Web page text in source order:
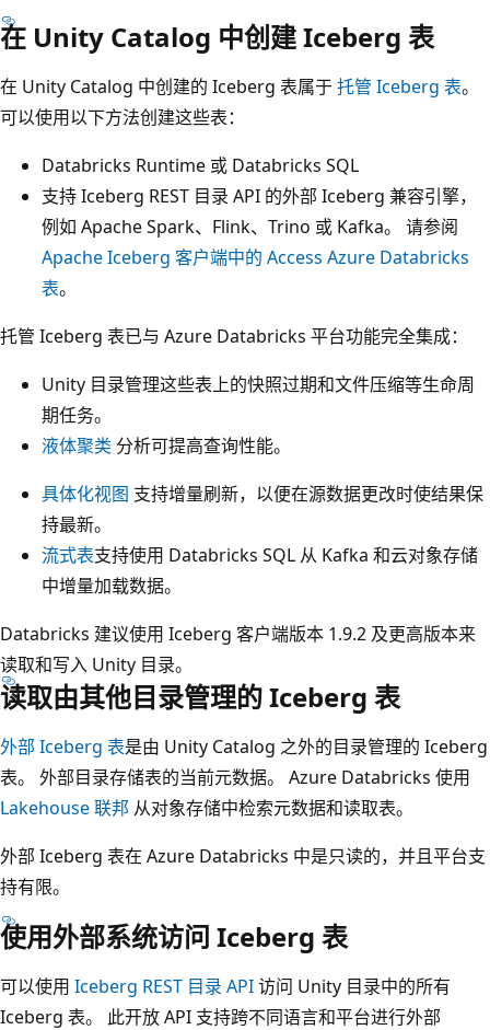
在 Unity Catalog 中创建 Iceberg 表
在 Unity Catalog 中创建的 Iceberg 表属于托管 Iceberg 表。
可以使用以下方法创建这些表：
Databricks Runtime 或 Databricks SQL
支持 Iceberg REST 目录 API 的外部 Iceberg 兼容引擎，
例如 Apache Spark、Flink、Trino 或 Kafka。 请参阅
Apache Iceberg 客户端中的 Access Azure Databricks
表。
托管 Iceberg 表已与 Azure Databricks 平台功能完全集成：
Unity 目录管理这些表上的快照过期和文件压缩等生命周
期任务。
液体聚类 分析可提高查询性能。
具体化视图 支持增量刷新，以便在源数据更改时使结果保
持最新。
流式表支持使用 Databricks SQL 从 Kafka 和云对象存储
中增量加载数据。
Databricks 建议使用 Iceberg 客户端版本 1.9.2 及更高版本来
读取和写入 Unity 目录。
读取由其他目录管理的 Iceberg 表
外部 Iceberg 表是由 Unity Catalog 之外的目录管理的 Iceberg
表。 外部目录存储表的当前元数据。 Azure Databricks 使用
Lakehouse 联邦 从对象存储中检索元数据和读取表。
外部 Iceberg 表在 Azure Databricks 中是只读的，并且平台支
持有限。
使用外部系统访问 Iceberg 表
可以使用 Iceberg REST 目录 API访问 Unity 目录中的所有
Iceberg 表。 此开放 API 支持跨不同语言和平台进行外部